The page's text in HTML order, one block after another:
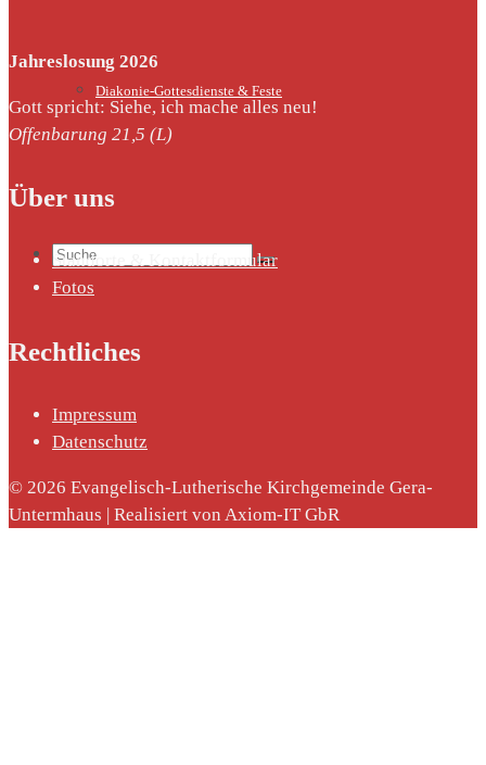
Diakonie-Gottesdienste & Feste
Suche
nach:
Jahreslosung 2026
Gott spricht: Siehe, ich mache alles neu!
Offenbarung 21,5 (L)
Über uns
Standorte & Kontaktformular
Fotos
Rechtliches
Impressum
Datenschutz
© 2026 Evangelisch-Lutherische Kirchgemeinde Gera-
Untermhaus | Realisiert von Axiom-IT GbR